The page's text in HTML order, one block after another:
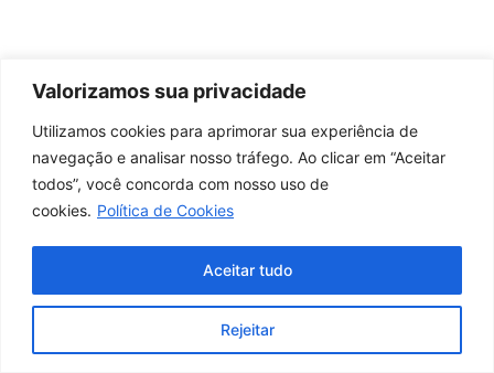
Valorizamos sua privacidade
Utilizamos cookies para aprimorar sua experiência de
navegação e analisar nosso tráfego. Ao clicar em “Aceitar
todos”, você concorda com nosso uso de
cookies. Política de Cookies
Rejeitar
Aceitar tudo